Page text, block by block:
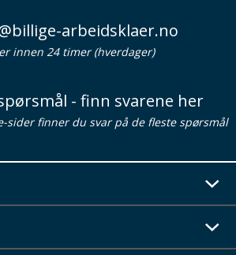
arbeidsklaer.no
innen 24 timer (hverdager)
- finn svarene her
sider finner du svar på de fleste spørsmål